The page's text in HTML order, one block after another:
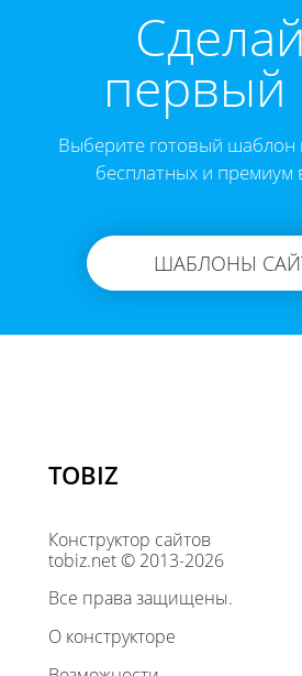
первый
Выберите готовый шаблон
бесплатных и премиум
ШАБЛОНЫ
TOBIZ
Конструктор сайтов
tobiz.net © 2013-2026
Все права защищены.
О конструкторе